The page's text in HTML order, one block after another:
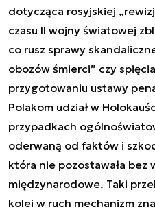
dotycząca rosyjskiej
czasu II wojny światowej
co rusz sprawy
obozów śmierci” czy
przygotowaniu ustawy
Polakom udział w
przypadkach
oderwaną od faktów i
która nie pozostawała bez
międzynarodowe. Taki
kolei w ruch mechanizm